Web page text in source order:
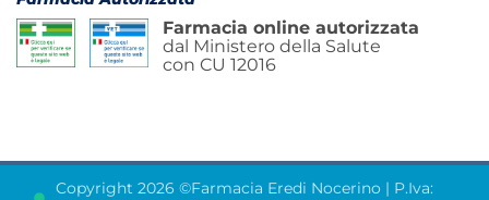
Farmacia online autorizzata
dal Ministero della Salute
con CU 12016
Copyright 2026 ©Farmacia Eredi Nocerino | P.Iva: